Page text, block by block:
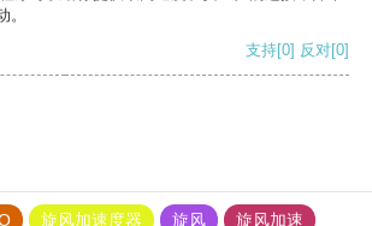
支持[0] 反对[0]
旋风加速度器 旋风
旋风加速